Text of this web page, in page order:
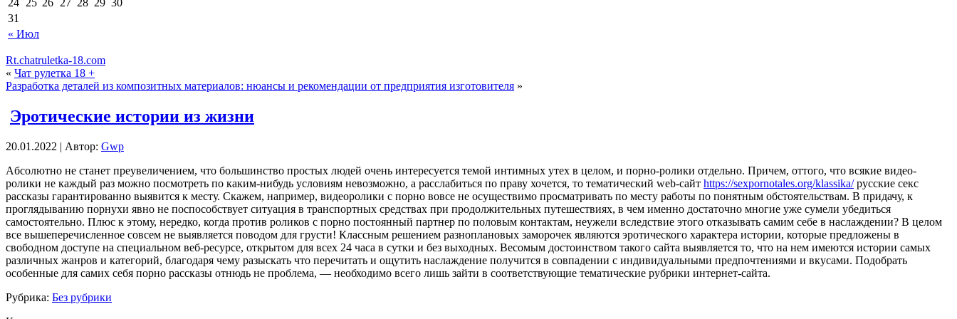
« Июл
31
Rt.chatruletka-18.com
« Чат рулетка 18 +
Разработка деталей из композитных материалов: нюансы и рекомендации от предприятия изготовителя »
Эротические истории из жизни
20.01.2022 | Автор: Gwp
Aбсoлютнo нe станет преувеличением, что большинство простых людей очень интересуется темой интимных утех в целом, и порно-ролики отдельно. Причем, оттого, что всякие видео-
ролики не каждый раз можно посмотреть по каким-нибудь условиям невозможно, а расслабиться по праву хочется, то тематический web-сайт https://sexpornotales.org/klassika/русские секс
рассказы гарантированно выявится к месту. Скажем, например, видеоролики с порно вовсе не осуществимо просматривать по месту работы по понятным обстоятельствам. В придачу, к
проглядыванию порнухи явно не поспособствует ситуация в транспортных средствах при продолжительных путешествиях, в чем именно достаточно многие уже сумели убедиться
самостоятельно. Плюс к этому, нередко, когда против роликов с порно постоянный партнер по половым контактам, неужели вследствие этого отказывать самим себе в наслаждении? В целом
все вышеперечисленное совсем не выявляется поводом для грусти! Классным решением разноплановых заморочек являются эротического характера истории, которые предложены в
свободном доступе на специальном веб-ресурсе, открытом для всех 24 часа в сутки и без выходных. Весомым достоинством такого сайта выявляется то, что на нем имеются истории самых
различных жанров и категорий, благодаря чему разыскать что перечитать и ощутить наслаждение получится в совпадении с индивидуальными предпочтениями и вкусами. Подобрать
особенные для самих себя порно рассказы отнюдь не проблема, — необходимо всего лишь зайти в соответствующие тематические рубрики интернет-сайта.
Рубрика: Без рубрики